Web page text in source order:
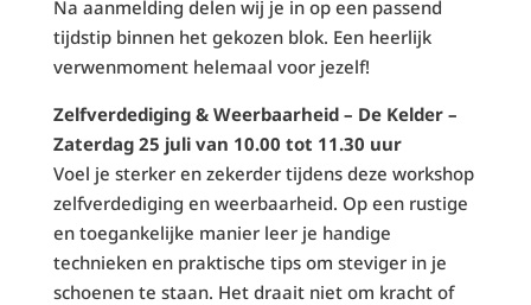
Na aanmelding delen wij je in op een passend
tijdstip binnen het gekozen blok. Een heerlijk
verwenmoment helemaal voor jezelf!
Zelfverdediging & Weerbaarheid – De Kelder –
Zaterdag 25 juli van 10.00 tot 11.30 uur
Voel je sterker en zekerder tijdens deze workshop
zelfverdediging en weerbaarheid. Op een rustige
en toegankelijke manier leer je handige
technieken en praktische tips om steviger in je
schoenen te staan. Het draait niet om kracht of